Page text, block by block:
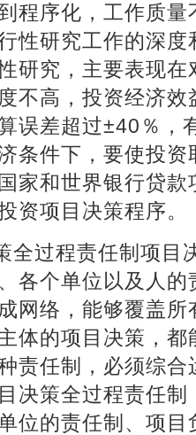
程序化，工作质
性研究工作的深
研究，主要表现
不高，投资经济
误差超过±40％，
条件下，要使投
家和世界银行贷
投资项目决策程
全过程责任制项目
各个单位以及人
网络，能够覆盖
体的项目决策，
责任制，必须综
决策全过程责任
位的责任制、项